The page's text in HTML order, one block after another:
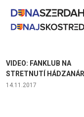
VIDEO: FANKLUB NA
STRETNUTÍ
14.11.2017